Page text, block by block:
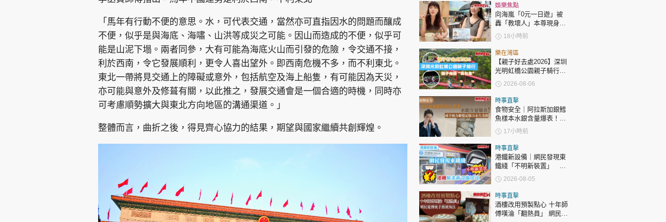
緣來有理 麥玲玲
鬼靈精怪 威師兄
健康生活
飲食旅遊
集團旗下品牌
星島環球 The Standard 親子王
關於我們 聯絡我們 隱私政策聲明 使用條款 版權及免責聲明 Copyright © 東周網 版權所有 . 不得轉載 ©Eastweek.com.hk. All rights reserved.
「馬年有行動不便的意思。水，可代表交通，當然亦可直指因水的問題而釀成
不便，似乎是與海底、海嘯、山洪等成災之可能。因山而造成的不便，似乎可
能是山泥下塌。兩者同參，大有可能為海底火山而引發的危險，令交通不接，
利於西南，令它發展順利，更令人喜出望外。即西南危機不多，而不利東北。
東北一帶將見交通上的障礙或意外，包括航空及海上船隻，有可能因為天災，
亦可能與意外及修葺有關，以此推之，發展交通會是一個合適的時機，同時亦
可考慮順勢擴大與東北方向地區的溝通渠道。」
整體而言，曲折之後，得見齊心協力的結果，期望與國家繼續共創輝煌。
娛樂焦點
向海嵐「0元一日遊」被
轟「教壞人」本尊現身回
應網民
18小時前
樂在灣區
【親子好去處2026】深圳
光明虹橋公園親子騎行：
「電助力黃包車」2小時
環湖
2026-08-06
時事直擊
食物安全｜阿拉斯加銀鱈
魚樣本水銀含量爆表！或
令視力聽覺記憶力永久受
損
17小時前
時事直擊
港鐵新設備｜網民發現東
鐵綫「不明新裝置」 港
鐵解畫新設備用途
2026-08-05
時事直擊
酒樓改用預製點心 十年師
傅嘆淪「翻熱員」 網民憂